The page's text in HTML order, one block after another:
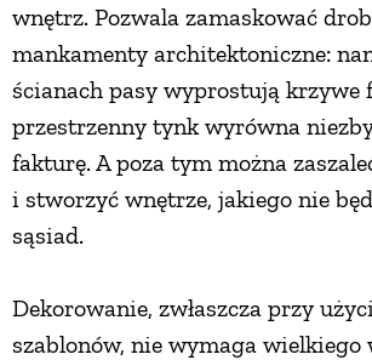
wnętrz. Pozwala zamaskować
mankamenty architektoniczne:
ścianach pasy wyprostują krzywe
przestrzenny tynk wyrówna
fakturę. A poza tym można
i stworzyć wnętrze, jakiego nie
sąsiad.
Dekorowanie, zwłaszcza przy
szablonów, nie wymaga wielkiego
KRAJOBRAZ
RĘKODZIEŁO
ZRÓB TO SAM